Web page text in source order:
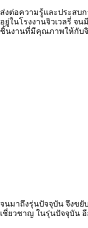
ส่งต่อความรู้และประสบ
อยู่ในโรงงานจิวเวลรี่
ชิ้นงานที่มีคุณภาพให้กับจิ
จนมาถึงรุ่นปัจจุบัน จึงขยั
เชี่ยวชาญ ในรุ่นปัจจุบัน